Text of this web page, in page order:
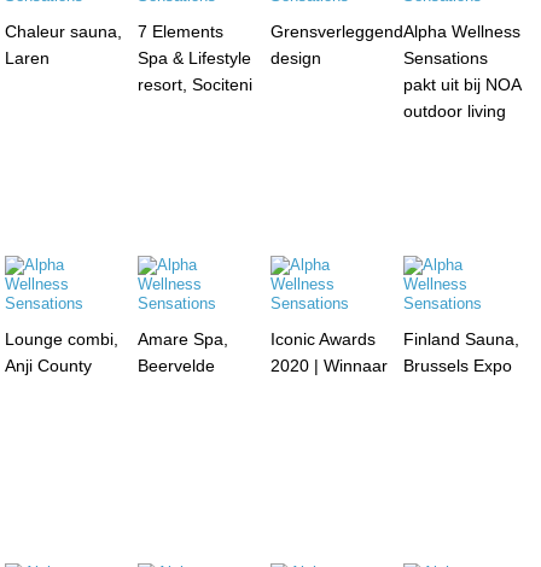
Chaleur sauna,
Laren
7 Elements
Spa & Lifestyle
resort, Sociteni
Grensverleggend
design
Alpha Wellness
Sensations
pakt uit bij NOA
outdoor living
Lounge combi,
Anji County
Amare Spa,
Beervelde
Iconic Awards
2020 | Winnaar
Finland Sauna,
Brussels Expo